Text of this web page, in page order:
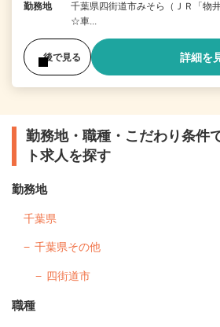
勤務地
千葉県四街道市みそら（ＪＲ「物
☆車...
後で見る 詳細を
勤務地・職種・こだわり条件
ト求人を探す
勤務地
千葉県
千葉県その他
四街道市
職種